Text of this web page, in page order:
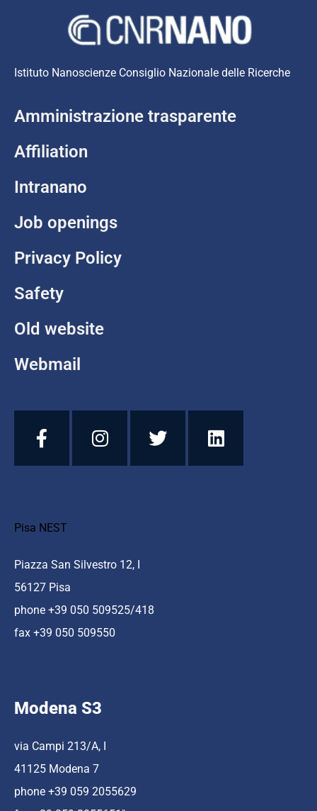
Istituto Nanoscienze Consiglio Nazionale delle Ricerche
Amministrazione trasparente
Affiliation
Intranano
Job openings
Privacy Policy
Safety
Old website
Webmail
Pisa NEST
Piazza San Silvestro 12, I
56127 Pisa
phone +39 050 509525/418
fax +39 050 509550
Modena S3
via Campi 213/A, I
41125 Modena 7
phone +39 059 2055629